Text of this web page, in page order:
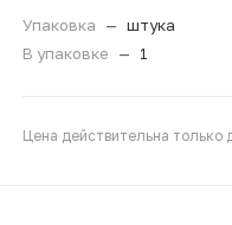
Упаковка — штука
В упаковке
— 1
Цена действительна только